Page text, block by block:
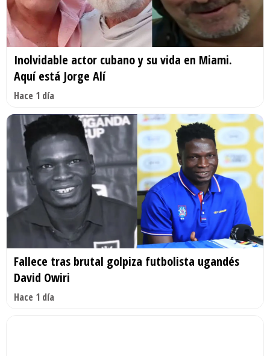
Inolvidable actor cubano y su vida en Miami.
Aquí está Jorge Alí
Hace 1 día
Fallece tras brutal golpiza futbolista ugandés
David Owiri
Hace 1 día